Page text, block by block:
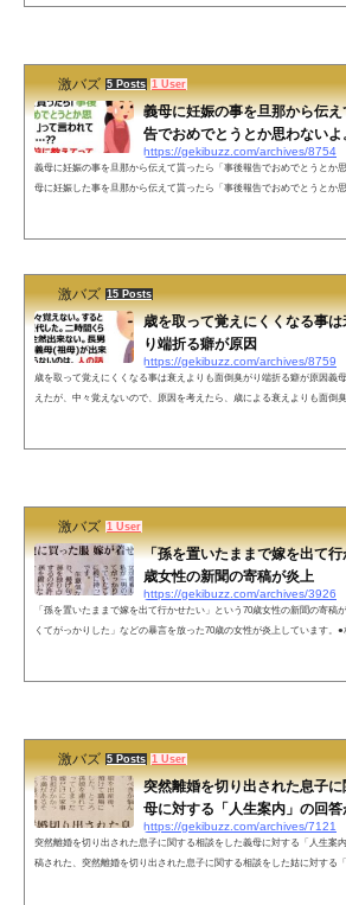
激バズ 5 Posts 1 User
義母に妊娠の事を旦那から伝
告でおめでとうとか思わないよ
https://gekibuzz.com/archives/8754
義母に妊娠の事を旦那から伝えて貰ったら「事後報告でおめでとうとか
母に妊娠した事を旦那から伝えて貰ったら「事後報告でおめでとうとか
激バズ 15 Posts
歳を取って覚えにくくなる事
り端折る癖が原因
https://gekibuzz.com/archives/8759
歳を取って覚えにくくなる事は衰えよりも面倒臭がり端折る癖が原因義
えたが、中々覚えないので、原因を考えたら、歳による衰えよりも面倒
激バズ 1 User
「孫を置いたままで嫁を出て
歳女性の新聞の寄稿が炎上
https://gekibuzz.com/archives/3926
「孫を置いたままで嫁を出て行かせたい」という70歳女性の新聞の寄稿
くてがっかりした」などの暴言を放った70歳の女性が炎上しています。●
激バズ 5 Posts 1 User
突然離婚を切り出された息子
母に対する「人生案内」の回答
https://gekibuzz.com/archives/7121
突然離婚を切り出された息子に関する相談をした義母に対する「人生案
稿された、突然離婚を切り出された息子に関する相談をした姑に対する